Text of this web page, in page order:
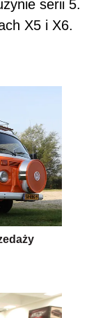
serii 5.
X5 i X6.